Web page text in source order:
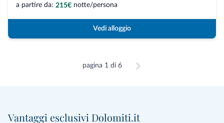
a partire da: 215€ notte/persona
Vedi alloggio
pagina 1 di 6
Vantaggi esclusivi Dolomiti.it